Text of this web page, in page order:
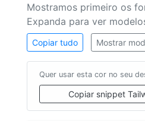
Mostramos primeiro os
Expanda para ver
Copiar tudo Mostrar
Quer usar esta cor no seu
Copiar snippet